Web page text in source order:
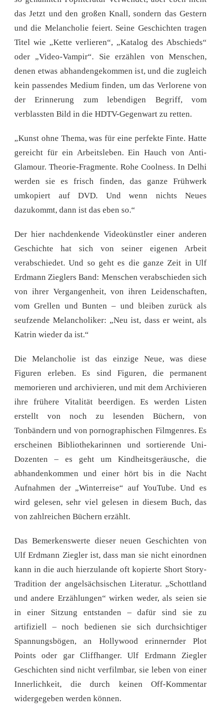
das Jetzt und den großen Knall, sondern das Gestern
und die Melancholie feiert. Seine Geschichten tragen
Titel wie „Kette verlieren“, „Katalog des Abschieds“
oder „Video-Vampir“. Sie erzählen von Menschen,
denen etwas abhandengekommen ist, und die zugleich
kein passendes Medium finden, um das Verlorene von
der Erinnerung zum lebendigen Begriff, vom
verblassten Bild in die HDTV-Gegenwart zu retten.
„Kunst ohne Thema, was für eine perfekte Finte. Hatte
gereicht für ein Arbeitsleben. Ein Hauch von Anti-
Glamour. Theorie-Fragmente. Rohe Coolness. In Delhi
werden sie es frisch finden, das ganze Frühwerk
umkopiert auf DVD. Und wenn nichts Neues
dazukommt, dann ist das eben so.“
Der hier nachdenkende Videokünstler einer anderen
Geschichte hat sich von seiner eigenen Arbeit
verabschiedet. Und so geht es die ganze Zeit in Ulf
Erdmann Zieglers Band: Menschen verabschieden sich
von ihrer Vergangenheit, von ihren Leidenschaften,
vom Grellen und Bunten – und bleiben zurück als
seufzende Melancholiker: „Neu ist, dass er weint, als
Katrin wieder da ist.“
Die Melancholie ist das einzige Neue, was diese
Figuren erleben. Es sind Figuren, die permanent
memorieren und archivieren, und mit dem Archivieren
ihre frühere Vitalität beerdigen. Es werden Listen
erstellt von noch zu lesenden Büchern, von
Tonbändern und von pornographischen Filmgenres. Es
erscheinen Bibliothekarinnen und sortierende Uni-
Dozenten – es geht um Kindheitsgeräusche, die
abhandenkommen und einer hört bis in die Nacht
Aufnahmen der „Winterreise“ auf YouTube. Und es
wird gelesen, sehr viel gelesen in diesem Buch, das
von zahlreichen Büchern erzählt.
Das Bemerkenswerte dieser neuen Geschichten von
Ulf Erdmann Ziegler ist, dass man sie nicht einordnen
kann in die auch hierzulande oft kopierte Short Story-
Tradition der angelsächsischen Literatur. „Schottland
und andere Erzählungen“ wirken weder, als seien sie
in einer Sitzung entstanden – dafür sind sie zu
artifiziell – noch bedienen sie sich durchsichtiger
Spannungsbögen, an Hollywood erinnernder Plot
Points oder gar Cliffhanger. Ulf Erdmann Ziegler
Geschichten sind nicht verfilmbar, sie leben von einer
Innerlichkeit, die durch keinen Off-Kommentar
widergegeben werden können.